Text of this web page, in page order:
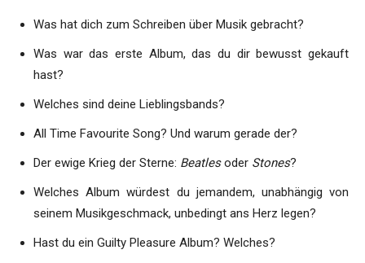
Was hat dich zum Schreiben über Musik gebracht?
Was war das erste Album, das du dir bewusst gekauft
hast?
Welches sind deine Lieblingsbands?
All Time Favourite Song? Und warum gerade der?
Der ewige Krieg der Sterne: Beatlesoder Stones?
Welches Album würdest du jemandem, unabhängig von
seinem Musikgeschmack, unbedingt ans Herz legen?
Hast du ein Guilty Pleasure Album? Welches?